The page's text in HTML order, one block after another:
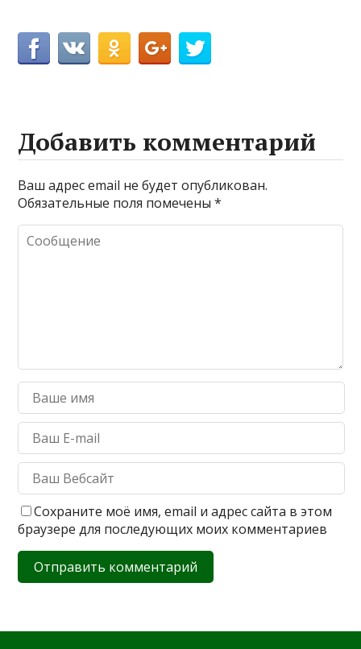
Добавить комментарий
Ваш адрес email не будет опубликован.
Обязательные поля помечены*
Сохраните моё имя, email и адрес сайта в этом
браузере для последующих моих комментариев